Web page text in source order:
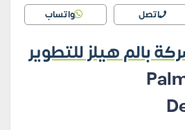
اتصل واتساب
بالم هيلز للتطوير